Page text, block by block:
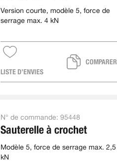
Version courte, modèle 5, force de
serrage max. 4 kN
LISTE D’ENVIES
COMPARER
N° de commande: 95448
Sauterelle à crochet
Modèle 5, force de serrage max. 2,5
kN